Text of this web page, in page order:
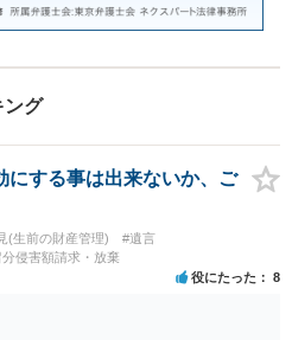
ング
にする事は出来ないか、ご
(生前の財産管理)
#遺言
侵害額請求・放棄
役にたった 8